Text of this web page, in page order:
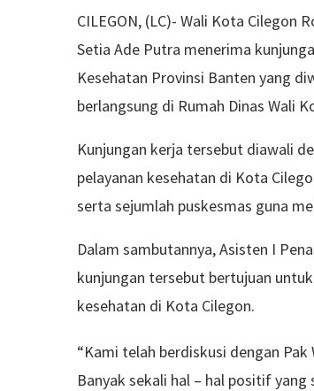
CILEGON, (LC)- Wali Kota Cilegon
Setia Ade Putra menerima
Kesehatan Provinsi Banten yang
berlangsung di Rumah Dinas Wali
Kunjungan kerja tersebut diawali
pelayanan kesehatan di Kota
serta sejumlah puskesmas guna
Dalam sambutannya, Asisten I
kunjungan tersebut bertujuan
kesehatan di Kota Cilegon.
“Kami telah berdiskusi dengan
Banyak sekali hal – hal positif yang